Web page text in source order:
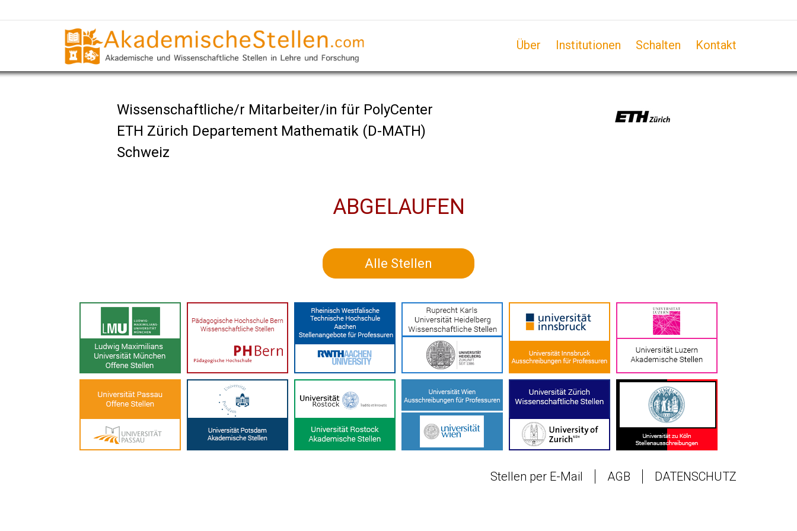
Über Institutionen Schalten Kontakt
Wissenschaftliche/r Mitarbeiter/in für PolyCenter
ETH Zürich Departement Mathematik (D-MATH)
Schweiz
ABGELAUFEN
Alle Stellen
Stellen per E-Mail AGB DATENSCHUTZ